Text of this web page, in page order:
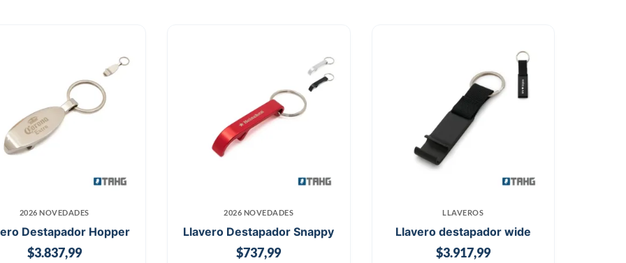
2026 NOVEDADES
Destapador Hopper
$3.837,99
2026 NOVEDADES
Llavero Destapador Snappy
$737,99
LLAVEROS
Llavero destapador wide
$3.917,99